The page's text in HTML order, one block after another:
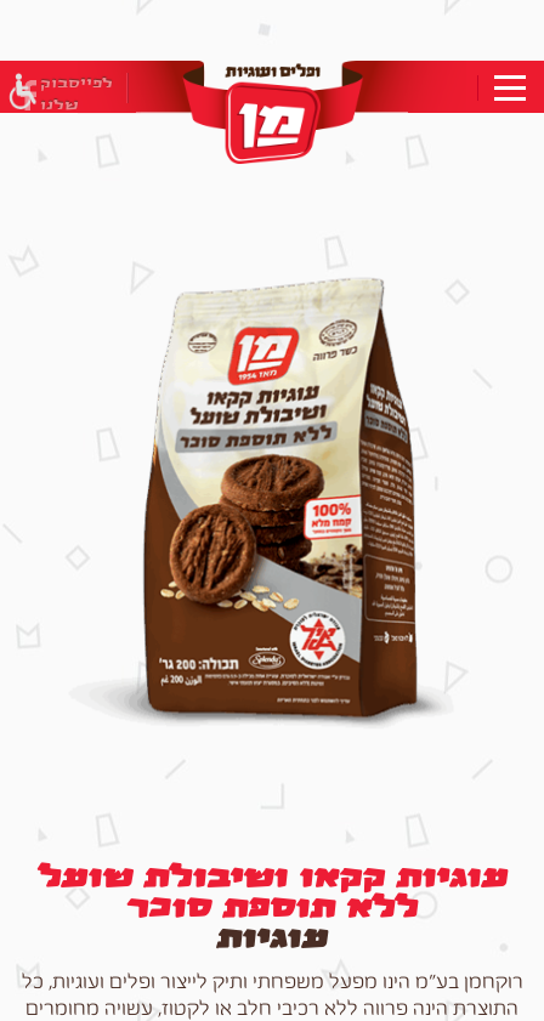
מַעֲרֶכֶת
"המרכז
הישראלי
לפייסבוק
שלנו
עוגיות קקאו ושיבולת שועל
ללא תוספת סוכר
עוגיות
רוקחמן בע"מ הינו מפעל משפחתי ותיק לייצור ופלים ועוגיות, כל
התוצרת הינה פרווה ללא רכיבי חלב או לקטוז, עשויה מחומרים